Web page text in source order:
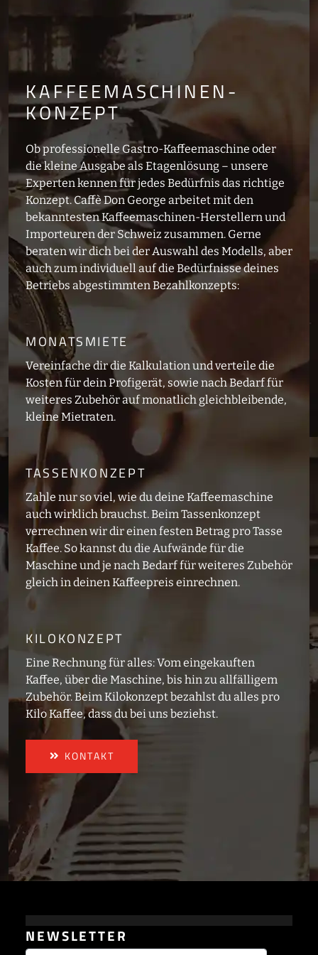
KAFFEEMASCHINEN-
KONZEPT
Ob professionelle Gastro-Kaffeemaschine oder
die kleine Ausgabe als Etagenlösung – unsere
Experten kennen für jedes Bedürfnis das richtige
Konzept. Caffè Don George arbeitet mit den
bekanntesten Kaffeemaschinen-Herstellern und
Importeuren der Schweiz zusammen. Gerne
beraten wir dich bei der Auswahl des Modells, aber
auch zum individuell auf die Bedürfnisse deines
Betriebs abgestimmten Bezahlkonzepts:
MONATSMIETE
Vereinfache dir die Kalkulation und verteile die
Kosten für dein Profigerät, sowie nach Bedarf für
weiteres Zubehör auf monatlich gleichbleibende,
kleine Mietraten.
TASSENKONZEPT
Zahle nur so viel, wie du deine Kaffeemaschine
auch wirklich brauchst. Beim Tassenkonzept
verrechnen wir dir einen festen Betrag pro Tasse
Kaffee. So kannst du die Aufwände für die
Maschine und je nach Bedarf für weiteres Zubehör
gleich in deinen Kaffeepreis einrechnen.
KILOKONZEPT
Eine Rechnung für alles: Vom eingekauften
Kaffee, über die Maschine, bis hin zu allfälligem
Zubehör. Beim Kilokonzept bezahlst du alles pro
Kilo Kaffee, dass du bei uns beziehst.
KONTAKT
NEWSLETTER